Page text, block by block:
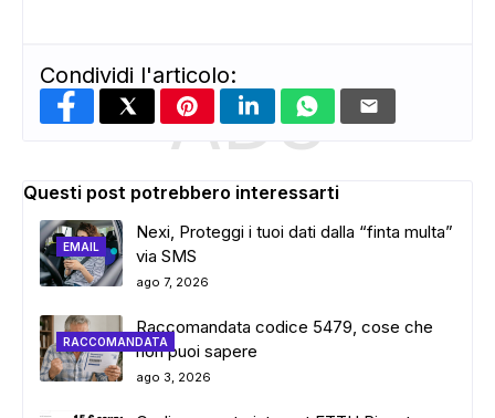
ADS
Condividi l'articolo:
Questi post potrebbero interessarti
EMAIL
Nexi, Proteggi i tuoi dati dalla “finta multa”
via SMS
ago 7, 2026
RACCOMANDATA
Raccomandata codice 5479, cose che
non puoi sapere
ago 3, 2026